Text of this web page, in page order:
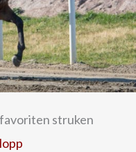
struken